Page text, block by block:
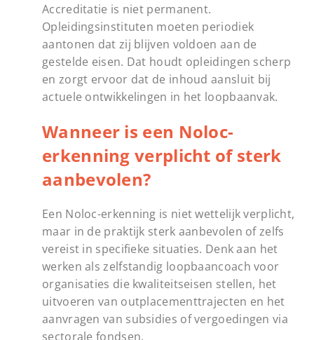
Accreditatie is niet permanent.
Opleidingsinstituten moeten periodiek
aantonen dat zij blijven voldoen aan de
gestelde eisen. Dat houdt opleidingen scherp
en zorgt ervoor dat de inhoud aansluit bij
actuele ontwikkelingen in het loopbaanvak.
Wanneer is een Noloc-
erkenning verplicht of sterk
aanbevolen?
Een Noloc-erkenning is niet wettelijk verplicht,
maar in de praktijk sterk aanbevolen of zelfs
vereist in specifieke situaties. Denk aan het
werken als zelfstandig loopbaancoach voor
organisaties die kwaliteitseisen stellen, het
uitvoeren van outplacementtrajecten en het
aanvragen van subsidies of vergoedingen via
sectorale fondsen.